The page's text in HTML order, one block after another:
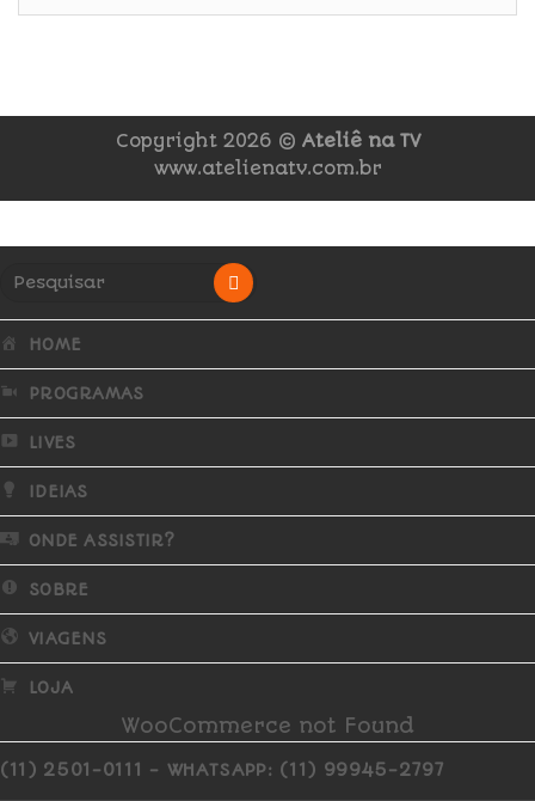
Copyright 2026 © Ateliê na TV
www.atelienatv.com.br
HOME
PROGRAMAS
LIVES
IDEIAS
ONDE ASSISTIR?
SOBRE
VIAGENS
LOJA
WooCommerce not Found
(11) 2501-0111 - WHATSAPP: (11) 99945-2797